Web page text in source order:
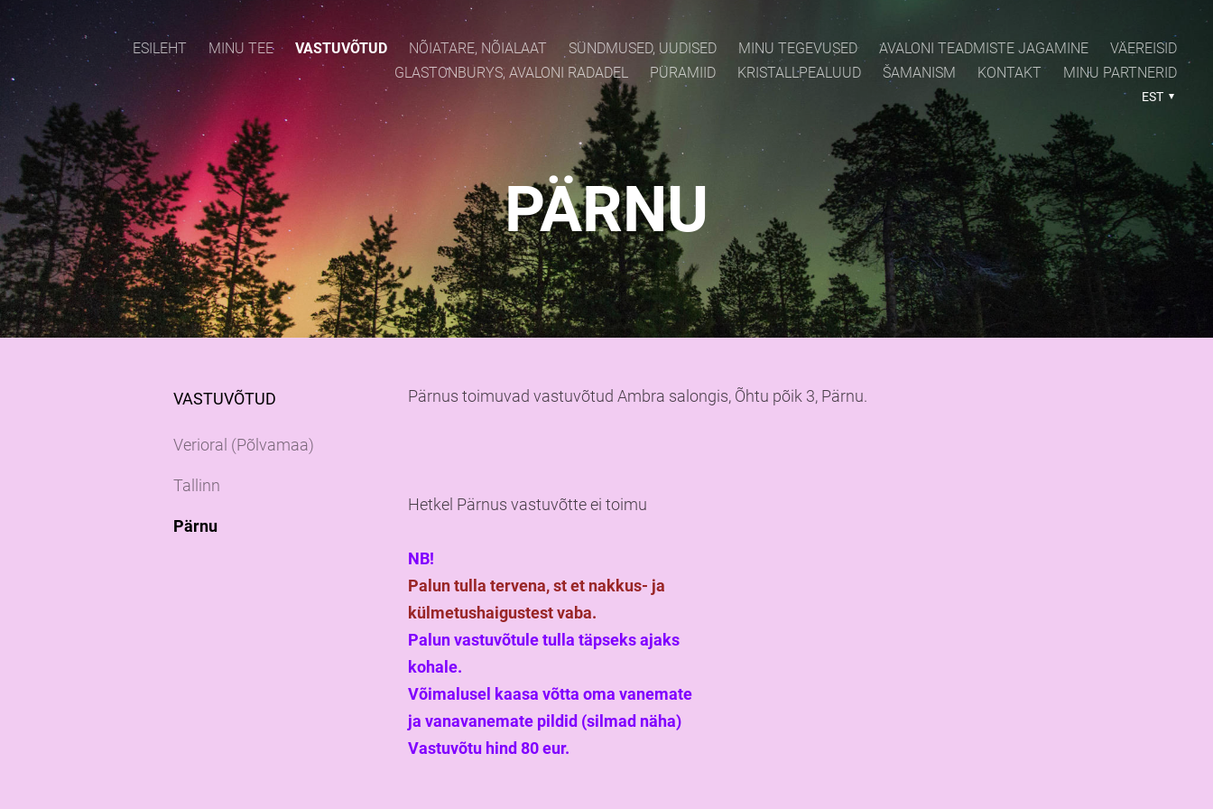
ESILEHT MINU TEE VASTUVÕTUD NÕIATARE, NÕIALAAT SÜNDMUSED, UUDISED MINU TEGEVUSED AVALONI TEADMISTE JAGAMINE
VÄEREISID
GLASTONBURYS, AVALONI RADADEL
PÜRAMIID KRISTALLPEALUUD ŠAMANISM KONTAKT MINU PARTNERID
EST
PÄRNU
VASTUVÕTUD
Verioral (Põlvamaa)
Tallinn
Pärnu
Pärnus toimuvad vastuvõtud Ambra salongis, Õhtu põik 3, Pärnu.
Hetkel Pärnus vastuvõtte ei toimu
NB!
Palun tulla tervena, st et nakkus- ja
külmetushaigustest vaba.
Palun vastuvõtule tulla täpseks ajaks
kohale.
Võimalusel kaasa võtta oma vanemate
ja vanavanemate pildid (silmad näha)
Vastuvõtu hind 80 eur.